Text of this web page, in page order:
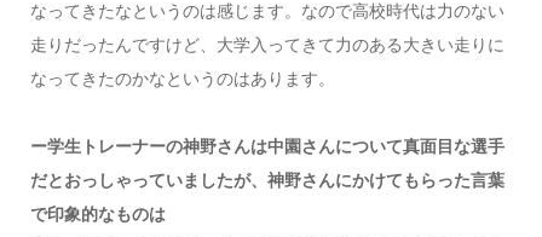
なってきたなというのは感じます。なので高校時代は力のない
走りだったんですけど、大学入ってきて力のある大きい走りに
なってきたのかなというのはあります。
ー学生トレーナーの神野さんは中園さんについて真面目な選手
だとおっしゃっていましたが、神野さんにかけてもらった言葉
で印象的なものは